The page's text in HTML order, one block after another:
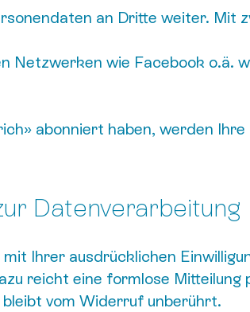
an Dritte weiter. Mit
Netzwerken wie Facebook o.ä.
abonniert haben, werden
Datenverarbeitung
Ihrer ausdrücklichen
reicht eine formlose Mitteilung
vom Widerruf unberührt.